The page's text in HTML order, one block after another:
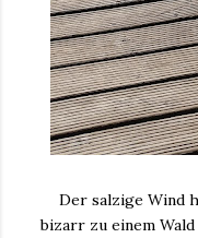
Der salzige Wind
bizarr zu einem